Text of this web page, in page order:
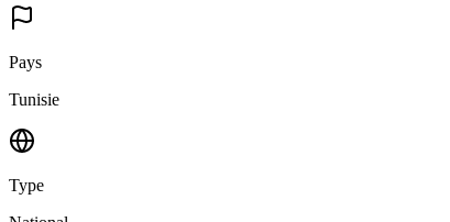
Pays
Tunisie
Type